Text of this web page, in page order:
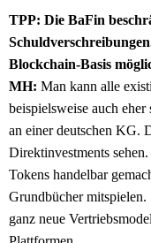
TPP: Die BaFin
Blockchain-Basis
MH: Man kann alle
beispielsweise auch
an einer deutschen KG.
Direktinvestments
Tokens handelbar
Grundbücher mitspielen.
ganz neue